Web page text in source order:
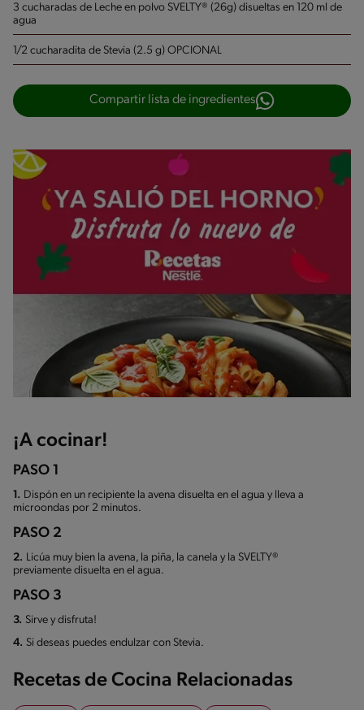
3 cucharadas de Leche en polvo SVELTY® (26g) disueltas en 120 ml de
agua
1/2 cucharadita de Stevia (2.5 g) OPCIONAL
Compartir lista de ingredientes
¡A cocinar!
PASO 1
1. Dispón en un recipiente la avena disuelta en el agua y lleva a
microondas por 2 minutos.
PASO 2
2. Licúa muy bien la avena, la piña, la canela y la SVELTY®
previamente disuelta en el agua.
PASO 3
3. Sirve y disfruta!
4. Si deseas puedes endulzar con Stevia.
Recetas de Cocina Relacionadas